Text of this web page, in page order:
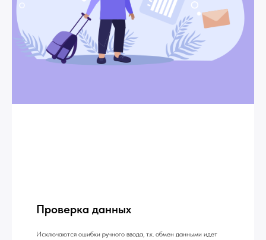
Проверка данных
Исключаются ошибки ручного ввода, т.к. обмен данными идет